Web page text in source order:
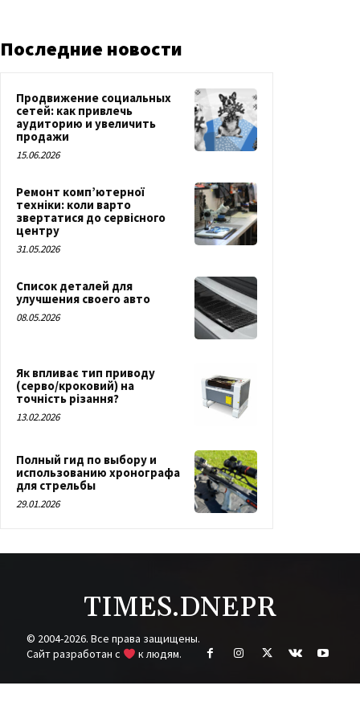
Последние новости
Продвижение социальных
сетей: как привлечь
аудиторию и увеличить
продажи
15.06.2026
Ремонт комп’ютерної
техніки: коли варто
звертатися до сервісного
центру
31.05.2026
Список деталей для
улучшения своего авто
08.05.2026
Як впливає тип приводу
(серво/кроковий) на
точність різання?
13.02.2026
Полный гид по выбору и
использованию хронографа
для стрельбы
29.01.2026
TIMES.DNEPR
© 2004-2026. Все права защищены.
Cайт разработан с
к людям.